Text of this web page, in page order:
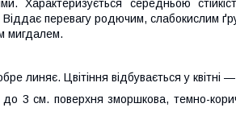
Характеризується середньою
перевагу родючим, слабокислим
мигдалем.
линяє. Цвітіння відбувається у квітні
3 см. поверхня зморшкова, темно-